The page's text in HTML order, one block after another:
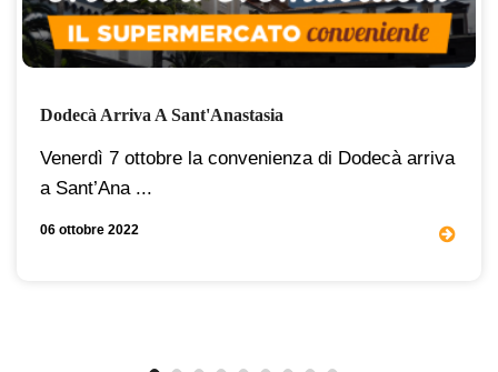
Dodecà Arriva A Sant'Anastasia
Venerdì 7 ottobre la convenienza di Dodecà arriva
a Sant’Ana ...
06 ottobre 2022